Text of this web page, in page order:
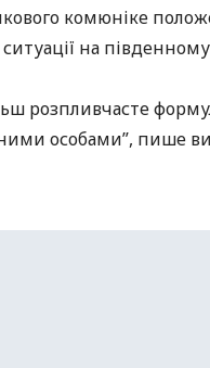
комюніке
на
розпливчасте
особами”, пише